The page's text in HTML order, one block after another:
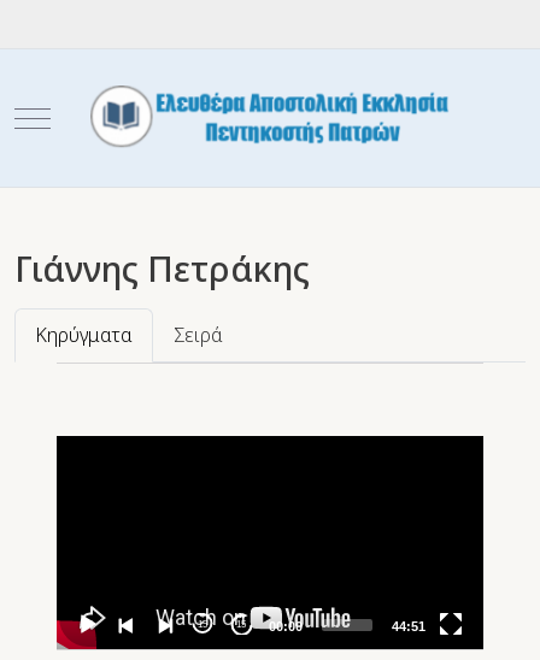
Mobile Menu Toggle
Γιάννης Πετράκης
Κηρύγματα Σειρά
15 15 00:00 44:51